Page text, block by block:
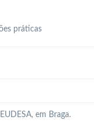
práticas
em Braga.